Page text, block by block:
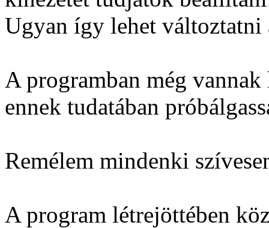
Ugyan így lehet változtatni
A programban még
ennek tudatában
Remélem mindenki
A program létrejöttében